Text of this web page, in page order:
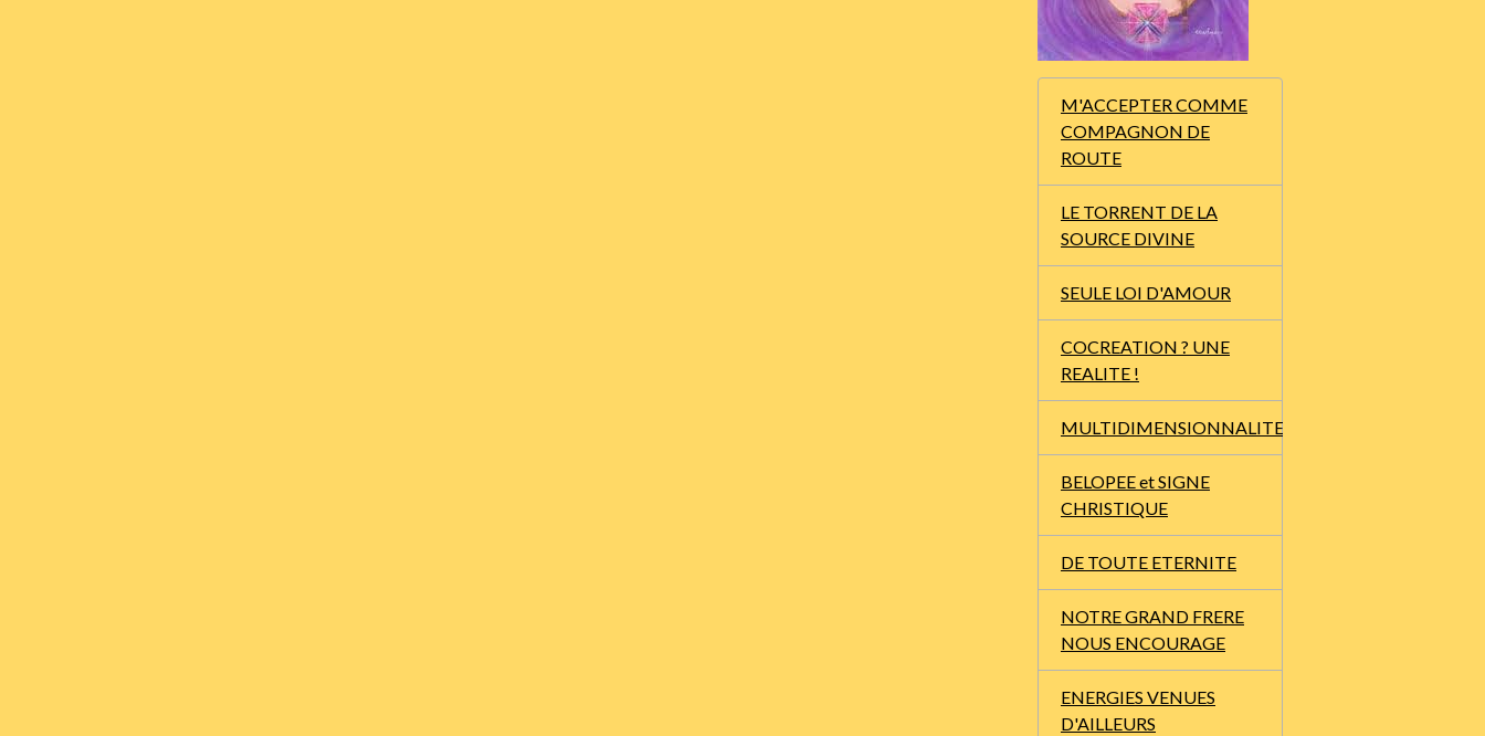
M'ACCEPTER COMME
COMPAGNON DE
ROUTE
LE TORRENT DE LA
SOURCE DIVINE
SEULE LOI D'AMOUR
COCREATION ? UNE
REALITE !
MULTIDIMENSIONNALITE
BELOPEE et SIGNE
CHRISTIQUE
DE TOUTE ETERNITE
NOTRE GRAND FRERE
NOUS ENCOURAGE
ENERGIES VENUES
D'AILLEURS